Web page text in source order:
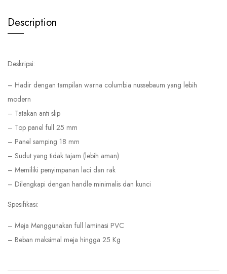
Description
Deskripsi:
– Hadir dengan tampilan warna columbia nussebaum yang lebih
modern
– Tatakan anti slip
– Top panel full 25 mm
– Panel samping 18 mm
– Sudut yang tidak tajam (lebih aman)
– Memiliki penyimpanan laci dan rak
– Dilengkapi dengan handle minimalis dan kunci
Spesifikasi:
– Meja Menggunakan full laminasi PVC
– Beban maksimal meja hingga 25 Kg